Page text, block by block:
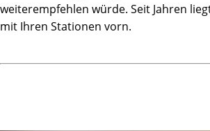
weiterempfehlen würde. Seit Jahren
mit Ihren Stationen vorn.